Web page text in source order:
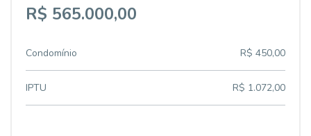
R$ 565.000,00
Condomínio R$ 450,00
IPTU R$ 1.072,00